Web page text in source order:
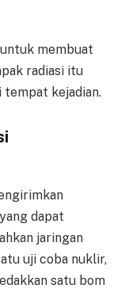
membuat
radiasi itu
tempat kejadian.
dapat
jaringan
uji coba nuklir,
satu bom